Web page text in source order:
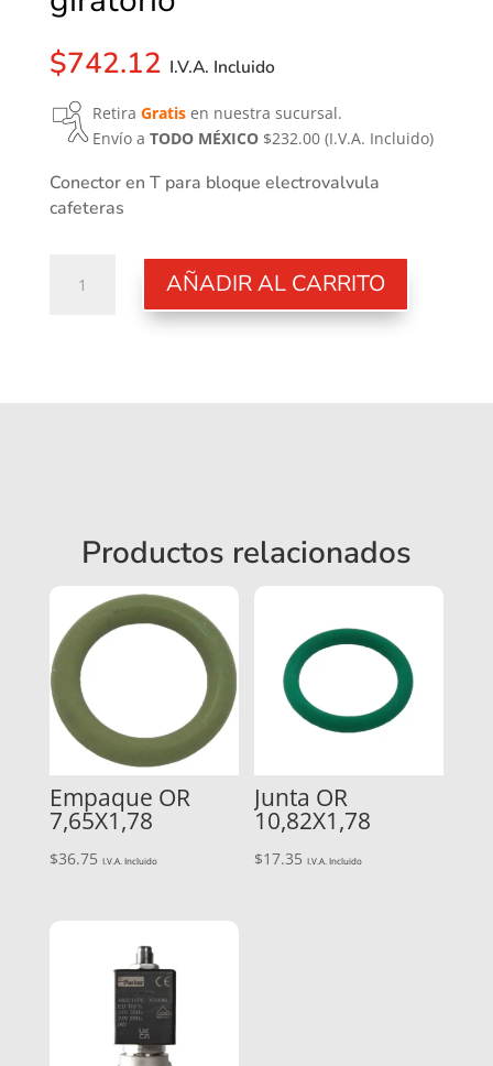
$742.12 I.V.A. Incluido
Retira Gratisen nuestra sucursal.
Envío a TODO MÉXICO$232.00 (I.V.A. Incluido)
Conector en T para bloque electrovalvula
cafeteras
rapido
AÑADIR AL CARRITO
Productos relacionados
Empaque OR
7,65X1,78
$36.75 I.V.A. Incluido
Junta OR
10,82X1,78
$17.35 I.V.A. Incluido